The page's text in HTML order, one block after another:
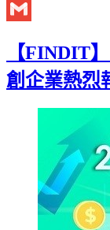
Twitter
【FINDIT
創企業熱烈